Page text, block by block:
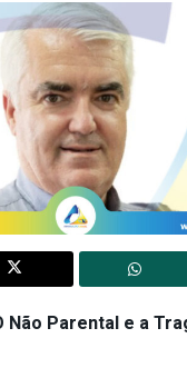
Não Parental e a